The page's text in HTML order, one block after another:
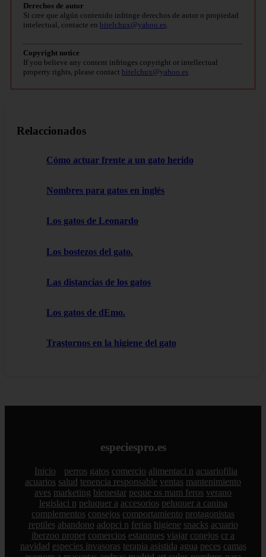
Derechos de autor
Si cree que algún contenido infringe derechos de autor o propiedad
intelectual, contacte en bitelchux@yahoo.es.
Copyright notice
If you believe any content infringes copyright or intellectual
property rights, please contact bitelchux@yahoo.es.
Relaccionados
Cómo actuar frente a un gato herido
Nombres para gatos en inglés
Los gatos de Leonardo
Los bostezos del gato.
Las distancias de los gatos
Los gatos de dEmo.
Trastornos en la higiene del gato
especiespro.es
Inicio perros gatos comercio alimentaci n acuariofilia
acuarios salud tenencia responsable ventas mantenimiento
aves marketing bienestar peque os mam feros verano
legislaci n peluquer a accesorios peluquer a canina
complementos consejos comportamiento protagonistas
reptiles abandono adopci n ferias higiene snacks acuario
iberzoo propet comercios estanques viajar conejos cr a
navidad especies invasoras terapia asistida agua peces camas